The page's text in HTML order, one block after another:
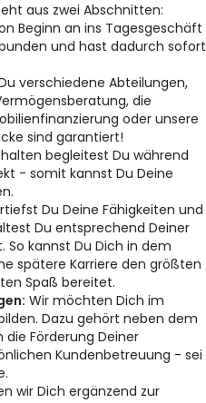
aus zwei Abschnitten:
Beginn an ins Tagesgeschäft
und hast dadurch sofort
verschiedene Abteilungen,
die
oder unsere
sind garantiert!
begleitest Du während
- somit kannst Du Deine
Du Deine Fähigkeiten und
Du entsprechend Deiner
So kannst Du Dich in dem
spätere Karriere den größten
Spaß bereitet.
Wir möchten Dich im
Dazu gehört neben dem
die Förderung Deiner
Kundenbetreuung - sei
wir Dich ergänzend zur